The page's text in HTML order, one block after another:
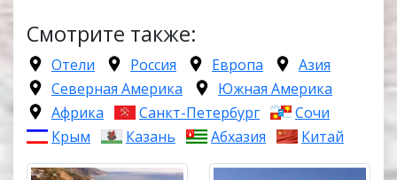
Смотрите также:
Отели Россия Европа
Азия
Северная Америка
Южная Америка
Африка
Санкт-Петербург
Сочи
Крым
Казань Абхазия Китай